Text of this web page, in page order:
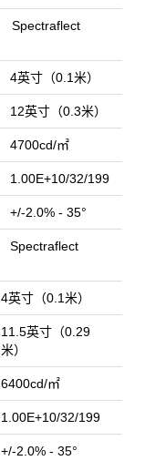
Spectraflect
4英寸（0.1米）
12英寸（0.3米）
4700cd/㎡
1.00E+10/32/199
+/-2.0% - 35°
Spectraflect
4英寸（0.1米）
11.5英寸（0.29
米）
6400cd/㎡
1.00E+10/32/199
+/-2.0% - 35°